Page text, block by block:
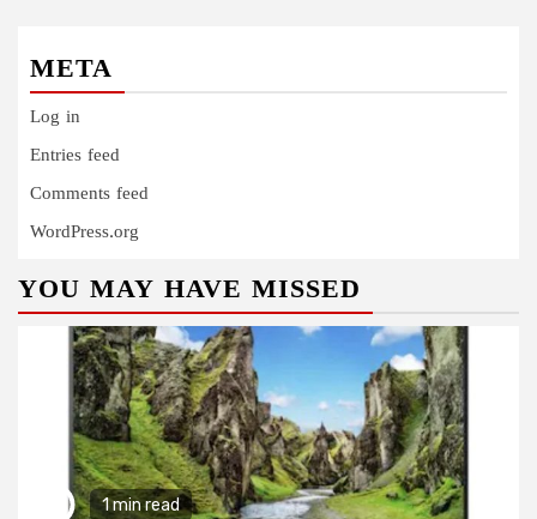
META
Log in
Entries feed
Comments feed
WordPress.org
YOU MAY HAVE MISSED
1 min read